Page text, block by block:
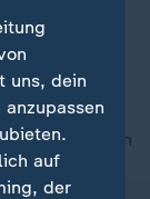
nach oben
uns, dein
auf
der